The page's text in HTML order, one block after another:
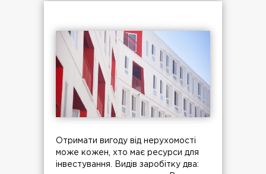
Отримати вигоду від нерухомості
може кожен, хто має ресурси для
інвестування. Видів заробітку два: